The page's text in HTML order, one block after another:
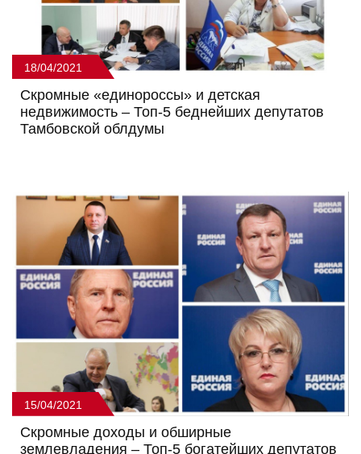
18/04/2021
Скромные «единороссы» и детская
недвижимость – Топ-5 беднейших депутатов
Тамбовской облдумы
15/04/2021
Скромные доходы и обширные
землевладения – Топ-5 богатейших депутатов